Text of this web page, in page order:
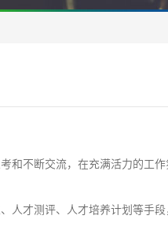
和不断交流，在充满活力的工
人才测评、人才培养计划等手